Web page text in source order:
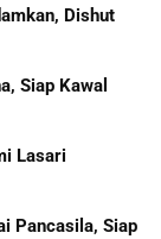
Dishut
Siap Kawal
Lasari
Pancasila, Siap